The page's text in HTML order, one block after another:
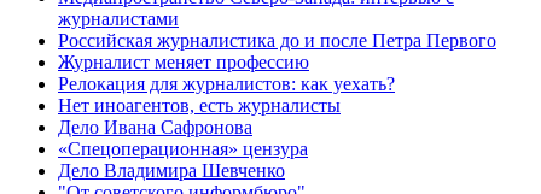
журналистами
Российская журналистика до и после Петра Первого
Журналист меняет профессию
Релокация для журналистов: как уехать?
Нет иноагентов, есть журналисты
Дело Ивана Сафронова
«Спецоперационная» цензура
Дело Владимира Шевченко